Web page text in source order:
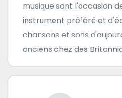
musique sont l'occasion
instrument préféré et
chansons et sons
anciens chez des